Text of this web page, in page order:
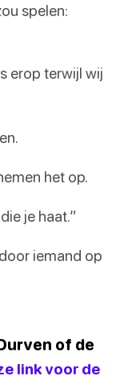
spelen:
erop terwijl wij
het op.
je haat.”
iemand op
of de
link voor de